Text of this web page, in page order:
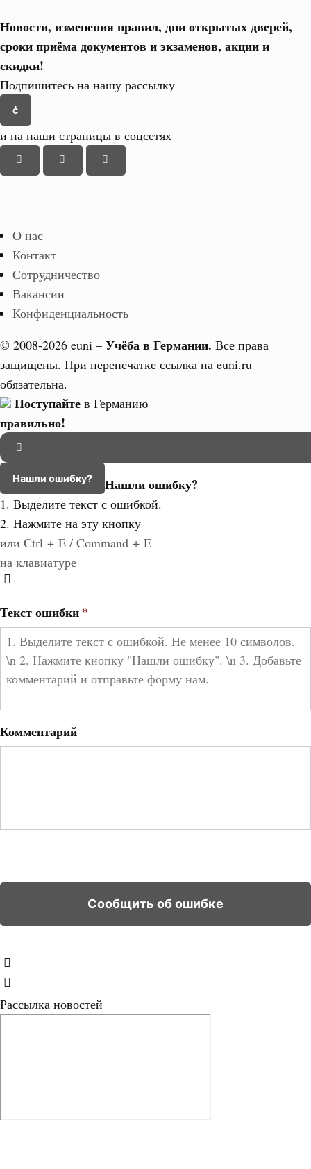
Новости, изменения правил, дни открытых дверей,
сроки приёма документов и экзаменов, акции и
скидки!
Подпишитесь на нашу рассылку
и на наши страницы в соцсетях
О нас
Контакт
Сотрудничество
Вакансии
Конфиденциальность
© 2008-2026 euni – Учёба в Германии. Все права
защищены. При перепечатке ссылка на euni.ru
обязательна.
Поступайте в Германию
правильно!
Нашли ошибку? Нашли ошибку?
1. Выделите текст с ошибкой.
2. Нажмите на эту кнопку
или Ctrl + E / Command + E
на клавиатуре
Текст ошибки*
Комментарий
Рассылка новостей